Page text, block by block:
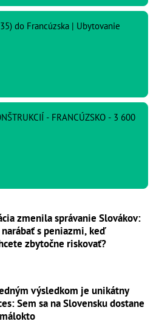
do Francúzska | Ubytovanie
- FRANCÚZSKO - 3 600
zmenila správanie Slovákov:
s peniazmi, keď
zbytočne riskovať?
výsledkom je unikátny
Sem sa na Slovensku dostane